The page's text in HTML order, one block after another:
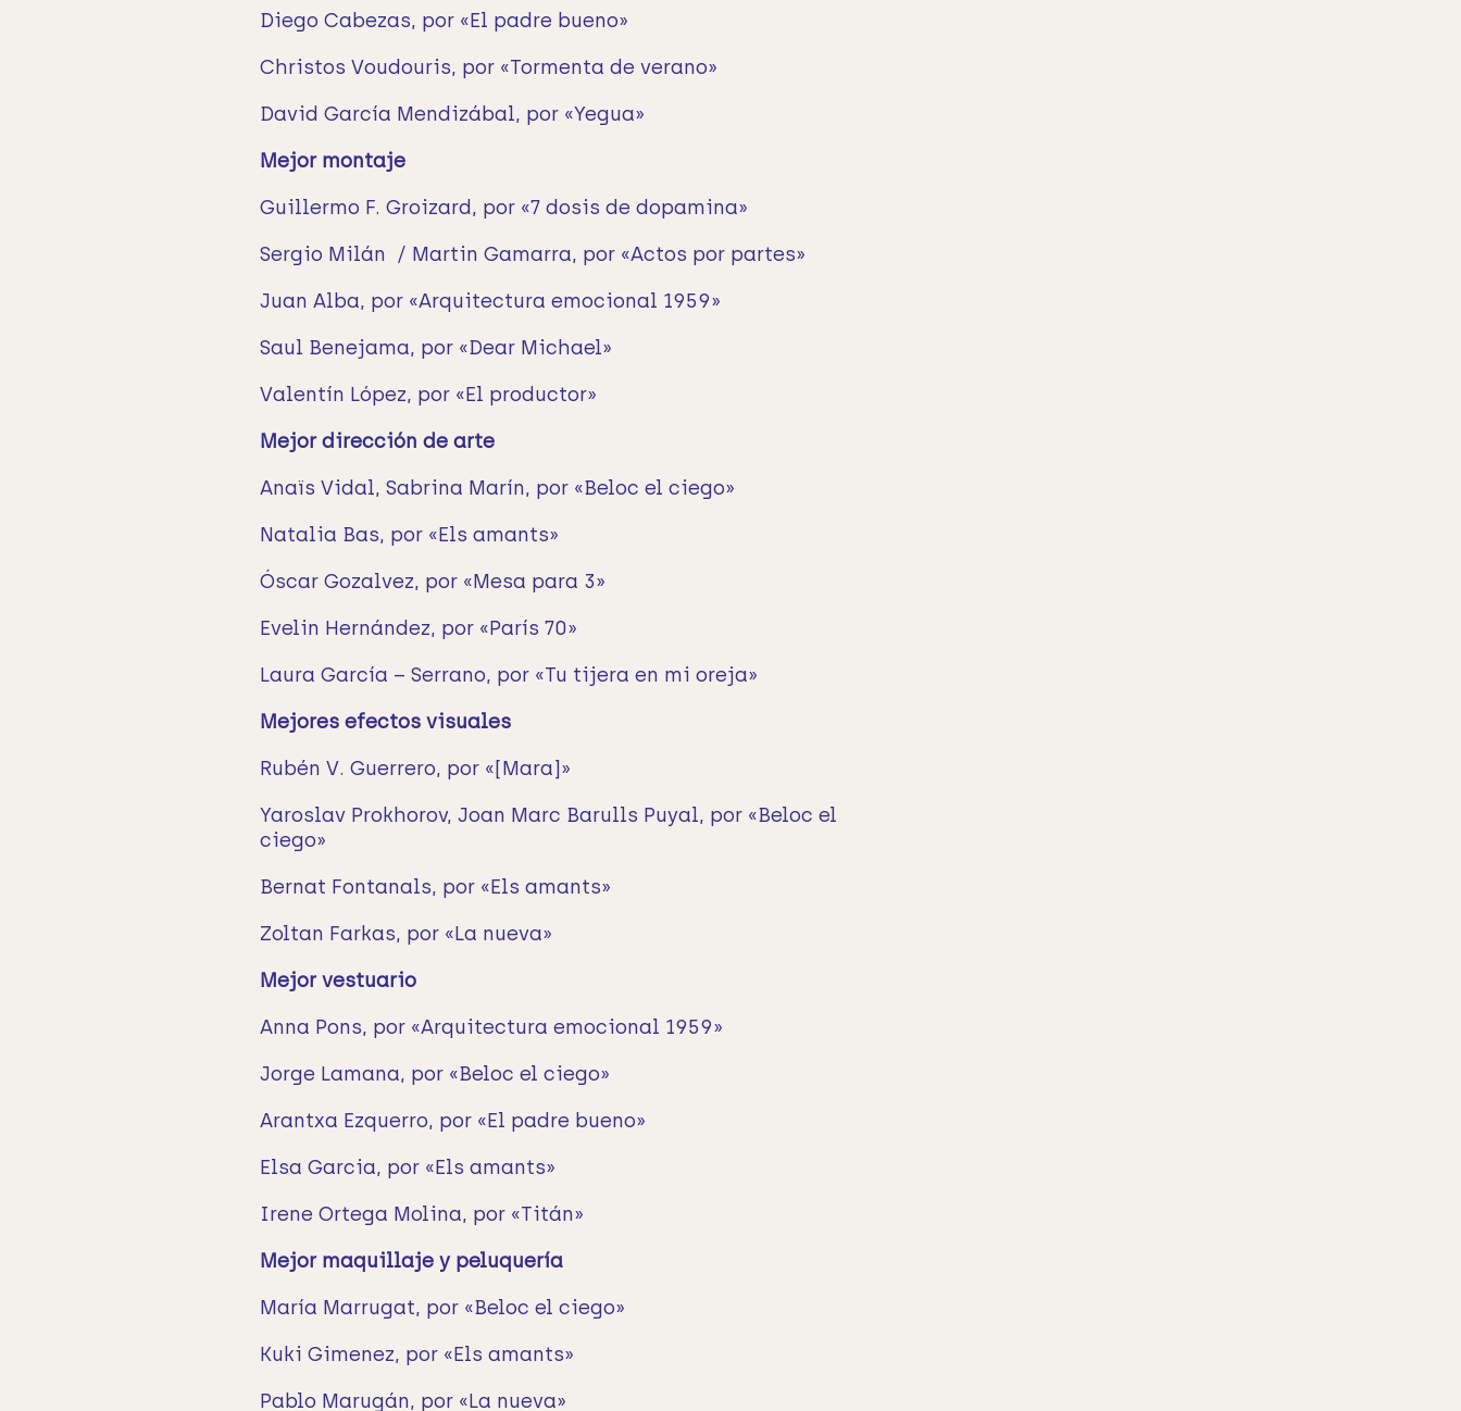
Diego Cabezas, por «El padre bueno»
Christos Voudouris, por «Tormenta de verano»
David García Mendizábal, por «Yegua»
Mejor montaje
Guillermo F. Groizard, por «7 dosis de dopamina»
Sergio Milán / Martin Gamarra, por «Actos por partes»
Juan Alba, por «Arquitectura emocional 1959»
Saul Benejama, por «Dear Michael»
Valentín López, por «El productor»
Mejor dirección de arte
Anaïs Vidal, Sabrina Marín, por «Beloc el ciego»
Natalia Bas, por «Els amants»
Óscar Gozalvez, por «Mesa para 3»
Evelin Hernández, por «París 70»
Laura García – Serrano, por «Tu tijera en mi oreja»
Mejores efectos visuales
Rubén V. Guerrero, por «[Mara]»
Yaroslav Prokhorov, Joan Marc Barulls Puyal, por «Beloc el
ciego»
Bernat Fontanals, por «Els amants»
Zoltan Farkas, por «La nueva»
Mejor vestuario
Anna Pons, por «Arquitectura emocional 1959»
Jorge Lamana, por «Beloc el ciego»
Arantxa Ezquerro, por «El padre bueno»
Elsa Garcia, por «Els amants»
Irene Ortega Molina, por «Titán»
Mejor maquillaje y peluquería
María Marrugat, por «Beloc el ciego»
Kuki Gimenez, por «Els amants»
Pablo Marugán, por «La nueva»